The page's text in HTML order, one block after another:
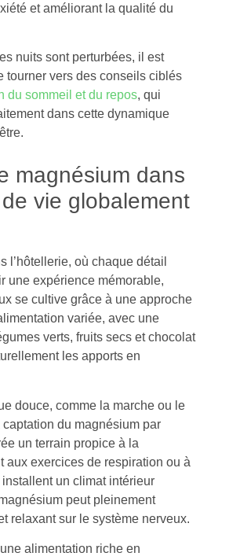
et améliorant la qualité du
nuits sont perturbées, il est
tourner vers des conseils ciblés
du sommeil et du repos, qui
dans cette dynamique
magnésium dans
vie globalement
l’hôtellerie, où chaque détail
une expérience mémorable,
se cultive grâce à une approche
variée, avec une
verts, fruits secs et chocolat
les apports en
douce, comme la marche ou le
du magnésium par
un terrain propice à la
aux exercices de respiration ou à
installent un climat intérieur
peut pleinement
relaxant sur le système nerveux.
alimentation riche en